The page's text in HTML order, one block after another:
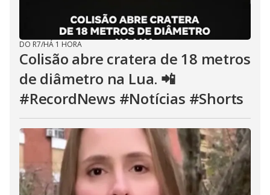
DO R7/HÁ 1 HORA
Colisão abre cratera de 18 metros
de diâmetro na Lua. 📲
#RecordNews #Notícias #Shorts